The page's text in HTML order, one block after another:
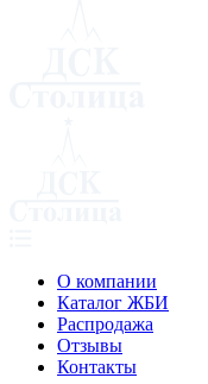
О компании
Каталог ЖБИ
Распродажа
Отзывы
Контакты